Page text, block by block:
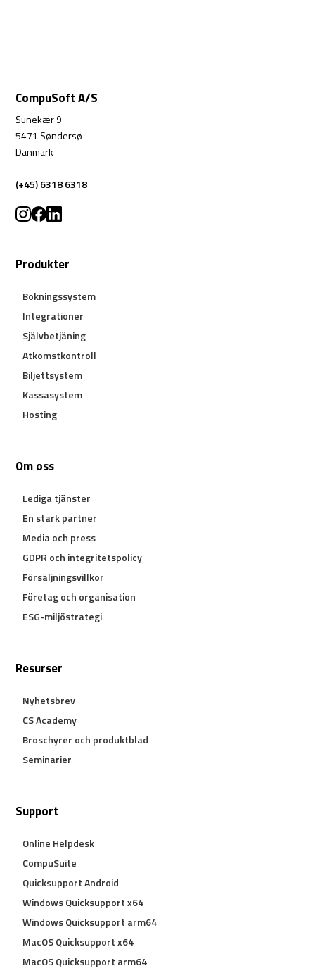
CompuSoft A/S
Sunekær 9
5471 Søndersø
Danmark
(+45) 6318 6318
Produkter
Bokningssystem
Integrationer
Självbetjäning
Atkomstkontroll
Biljettsystem
Kassasystem
Hosting
Om oss
Lediga tjänster
En stark partner
Media och press
GDPR och integritetspolicy
Försäljningsvillkor
Företag och organisation
ESG-miljöstrategi
Resurser
Nyhetsbrev
CS Academy
Broschyrer och produktblad
Seminarier
Support
Online Helpdesk
CompuSuite
Quicksupport Android
Windows Quicksupport x64
Windows Quicksupport arm64
MacOS Quicksupport x64
MacOS Quicksupport arm64